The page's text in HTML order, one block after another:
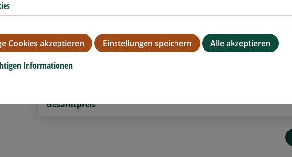
Ismer
Bitte wählen Sie Ihre Artikel
Gesamtpreis
Cookies akzeptieren Einstellungen speichern Alle akzeptieren
Informationen